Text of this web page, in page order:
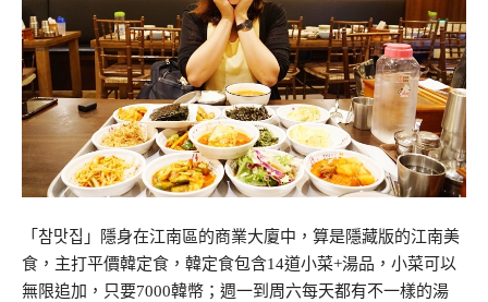
「참맛집」隱身在江南區的商業大廈中，算是隱藏版的江南美
食，主打平價韓定食，韓定食包含14道小菜+湯品，小菜可以
無限追加，只要7000韓幣；週一到周六每天都有不一樣的湯